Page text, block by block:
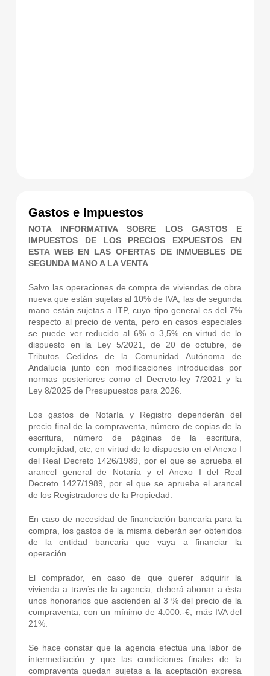
Gastos e Impuestos
NOTA INFORMATIVA SOBRE LOS GASTOS E
IMPUESTOS DE LOS PRECIOS EXPUESTOS EN
ESTA WEB EN LAS OFERTAS DE INMUEBLES DE
SEGUNDA MANO A LA VENTA
Salvo las operaciones de compra de viviendas de obra
nueva que están sujetas al 10% de IVA, las de segunda
mano están sujetas a ITP, cuyo tipo general es del 7%
respecto al precio de venta, pero en casos especiales
se puede ver reducido al 6% o 3,5% en virtud de lo
dispuesto en la Ley 5/2021, de 20 de octubre, de
Tributos Cedidos de la Comunidad Autónoma de
Andalucía junto con modificaciones introducidas por
normas posteriores como el Decreto-ley 7/2021 y la
Ley 8/2025 de Presupuestos para 2026.
Los gastos de Notaría y Registro dependerán del
precio final de la compraventa, número de copias de la
escritura, número de páginas de la escritura,
complejidad, etc, en virtud de lo dispuesto en el Anexo I
del Real Decreto 1426/1989, por el que se aprueba el
arancel general de Notaría y el Anexo I del Real
Decreto 1427/1989, por el que se aprueba el arancel
de los Registradores de la Propiedad.
En caso de necesidad de financiación bancaria para la
compra, los gastos de la misma deberán ser obtenidos
de la entidad bancaria que vaya a financiar la
operación.
El comprador, en caso de que querer adquirir la
vivienda a través de la agencia, deberá abonar a ésta
unos honorarios que ascienden al 3 % del precio de la
compraventa, con un mínimo de 4.000.-€, más IVA del
21%.
Se hace constar que la agencia efectúa una labor de
intermediación y que las condiciones finales de la
compraventa quedan sujetas a la aceptación expresa